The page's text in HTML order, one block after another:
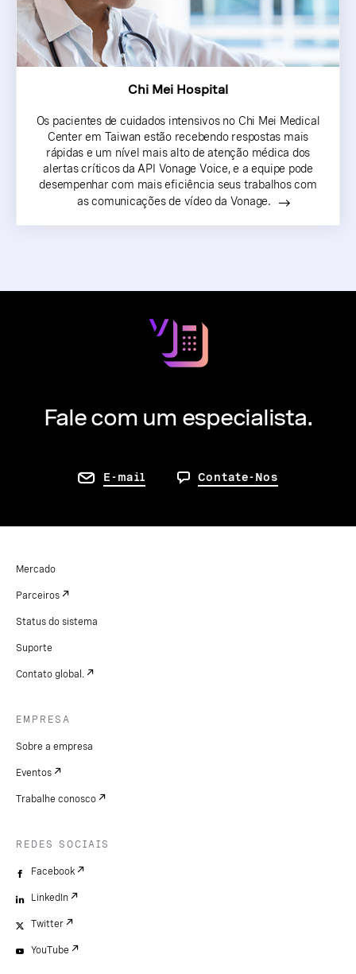
Chi Mei Hospital
Os pacientes de cuidados intensivos no Chi Mei Medical
Center em Taiwan estão recebendo respostas mais
rápidas e um nível mais alto de atenção médica dos
alertas críticos da API Vonage Voice, e a equipe pode
desempenhar com mais eficiência seus trabalhos com
as comunicações de vídeo da Vonage.
Fale com um especialista.
E-mail Contate-Nos
Mercado
Parceiros
Status do sistema
Suporte
Contato global.
EMPRESA
Sobre a empresa
Eventos
Trabalhe conosco
REDES SOCIAIS
Facebook
LinkedIn
Twitter
YouTube